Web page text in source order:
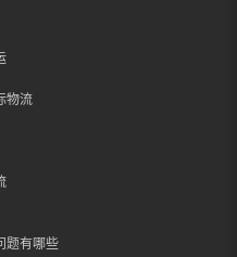
物流
题有哪些